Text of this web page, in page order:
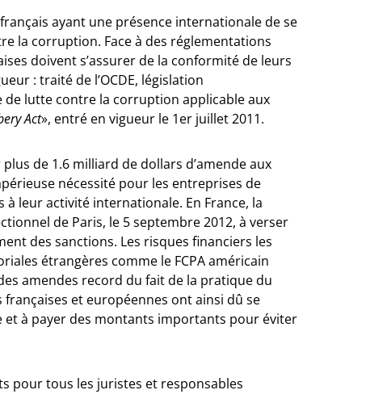
ayant une présence internationale de se
la corruption. Face à des réglementations
doivent s’assurer de la conformité de leurs
: traité de l’OCDE, législation
de lutte contre la corruption applicable aux
Act», entré en vigueur le 1er juillet 2011.
de 1.6 milliard de dollars d’amende aux
nécessité pour les entreprises de
leur activité internationale. En France, la
de Paris, le 5 septembre 2012, à verser
des sanctions. Les risques financiers les
étrangères comme le FCPA américain
amendes record du fait de la pratique du
et européennes ont ainsi dû se
et à payer des montants importants pour éviter
pour tous les juristes et responsables